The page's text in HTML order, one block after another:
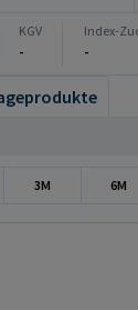
KGV
-
Index-
-
3M 6M